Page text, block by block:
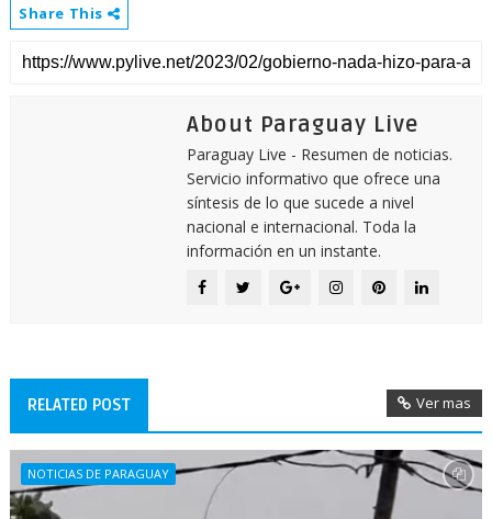
Share This
About Paraguay Live
Paraguay Live - Resumen de noticias.
Servicio informativo que ofrece una
síntesis de lo que sucede a nivel
nacional e internacional. Toda la
información en un instante.
RELATED POST Ver mas
NOTICIAS DE PARAGUAY